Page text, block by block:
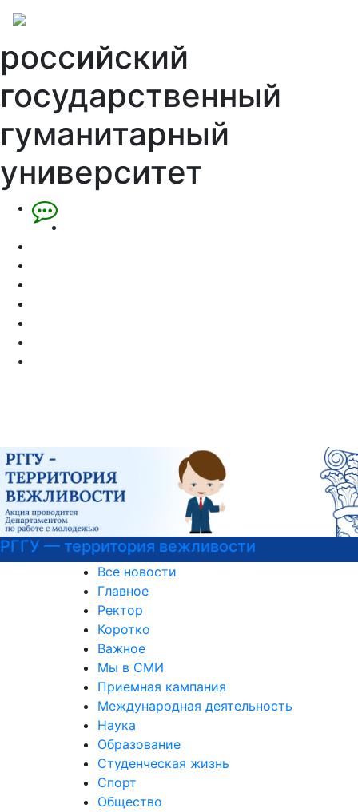
российский
государственный
гуманитарный
университет
вежливости
Все новости
Главное
Ректор
Коротко
Важное
Мы в СМИ
Приемная кампания
Международная деятельность
Наука
Образование
Студенческая жизнь
Спорт